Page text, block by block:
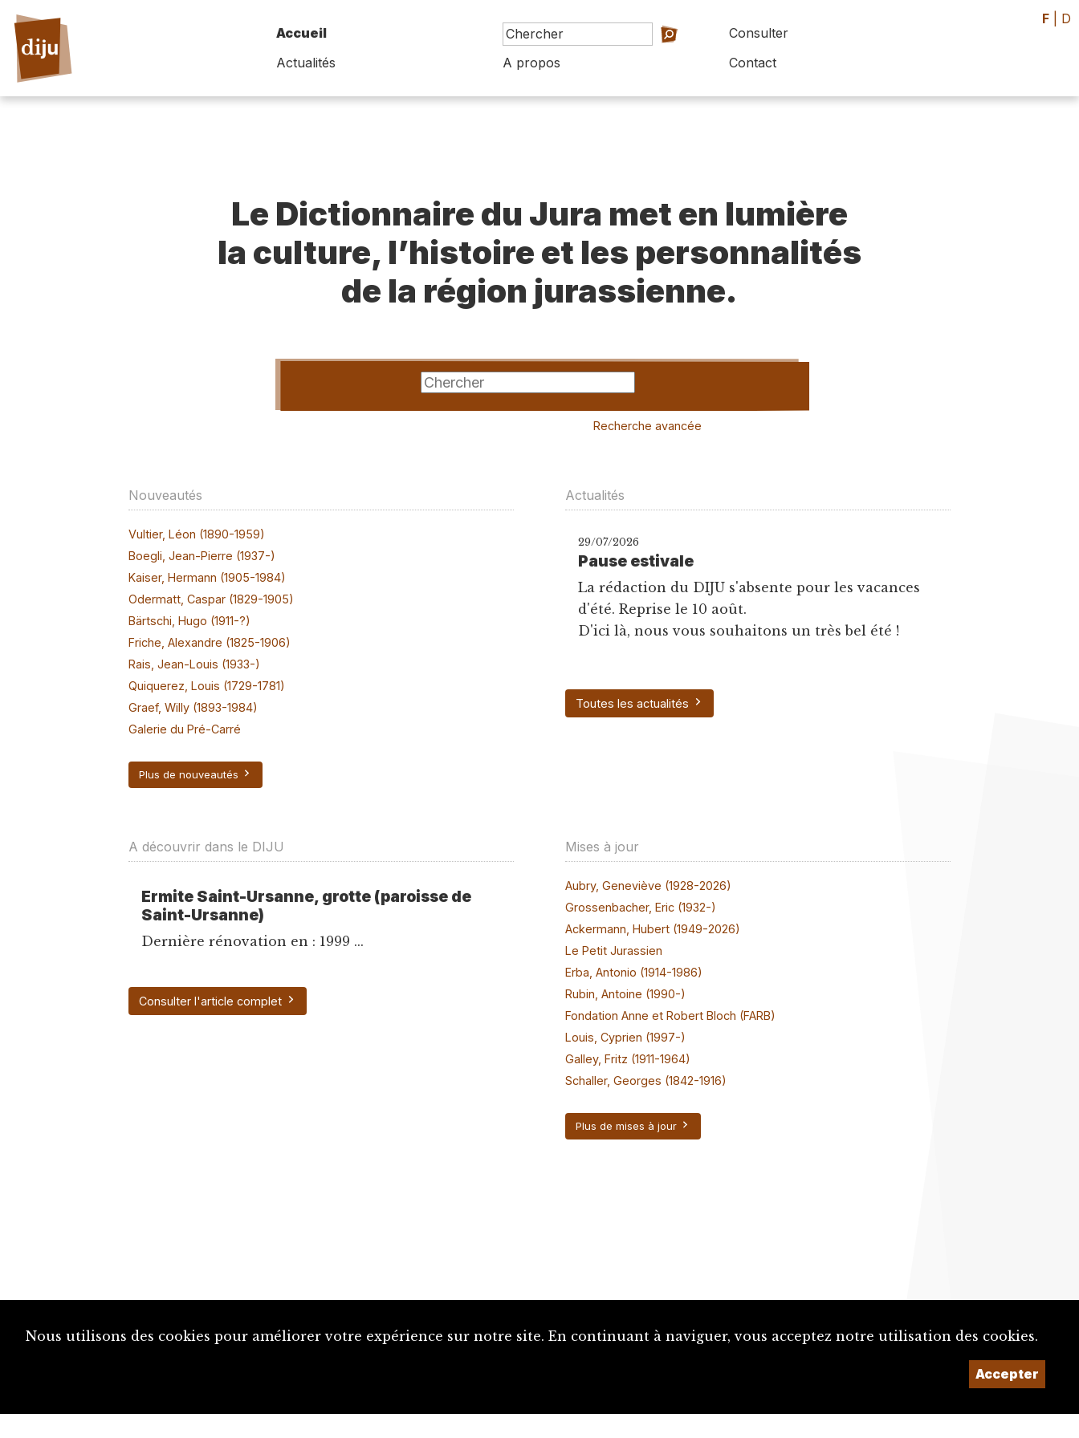
Accueil
Consulter
Actualités
A propos Contact
F D
Le Dictionnaire du Jura met en lumière
la culture, l’histoire et les personnalités
de la région jurassienne.
Recherche avancée
Nouveautés
Vultier, Léon (1890-1959)
Boegli, Jean-Pierre (1937-)
Kaiser, Hermann (1905-1984)
Odermatt, Caspar (1829-1905)
Bärtschi, Hugo (1911-?)
Friche, Alexandre (1825-1906)
Rais, Jean-Louis (1933-)
Quiquerez, Louis (1729-1781)
Graef, Willy (1893-1984)
Galerie du Pré-Carré
Plus de nouveautés
Actualités
29/07/2026
Pause estivale
La rédaction du DIJU s'absente pour les vacances
d'été. Reprise le 10 août.
D'ici là, nous vous souhaitons un très bel été !
Toutes les actualités
A découvrir dans le DIJU
Ermite Saint-Ursanne, grotte (paroisse de
Saint-Ursanne)
Dernière rénovation en : 1999 ...
Consulter l'article complet
Mises à jour
Aubry, Geneviève (1928-2026)
Grossenbacher, Eric (1932-)
Ackermann, Hubert (1949-2026)
Le Petit Jurassien
Erba, Antonio (1914-1986)
Rubin, Antoine (1990-)
Fondation Anne et Robert Bloch (FARB)
Louis, Cyprien (1997-)
Galley, Fritz (1911-1964)
Schaller, Georges (1842-1916)
Plus de mises à jour
Un projet de la
Nous utilisons des cookies pour améliorer votre expérience sur notre site. En continuant à naviguer, vous acceptez notre utilisation des cookies.
Accepter